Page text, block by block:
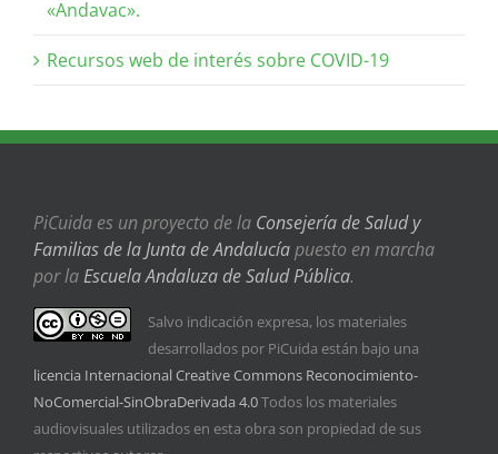
«Andavac».
Recursos web de interés sobre COVID-19
PiCuida es un proyecto de la Consejería de Salud y
Familias de la Junta de Andalucíapuesto en marcha
por laEscuela Andaluza de Salud Pública.
Salvo indicación expresa, los materiales
desarrollados por PiCuida están bajo una
licencia Internacional Creative Commons Reconocimiento-
NoComercial-SinObraDerivada 4.0Todos los materiales
audiovisuales utilizados en esta obra son propiedad de sus